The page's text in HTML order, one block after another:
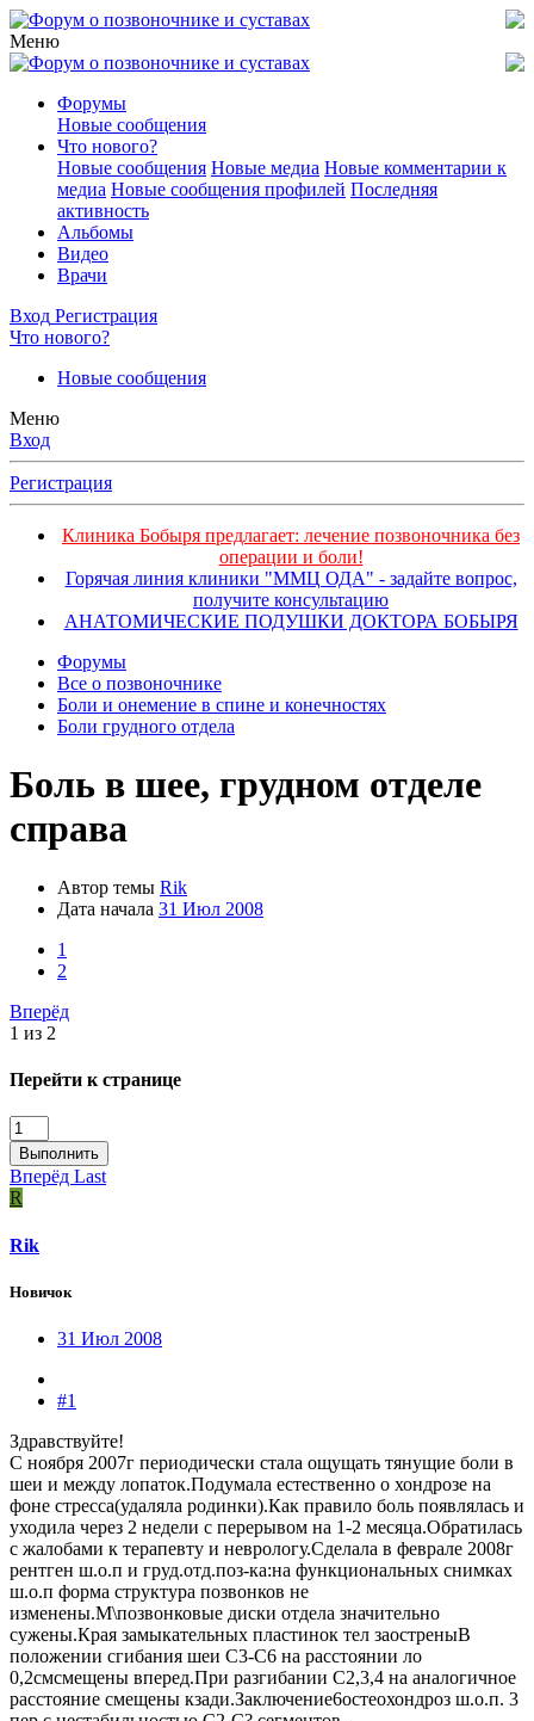
Меню
Форумы
Новые сообщения
Что нового?
Новые сообщения Новые медиа Новые комментарии к
медиа Новые сообщения профилей Последняя
активность
Альбомы
Видео
Врачи
Вход Регистрация
Что нового?
Новые сообщения
Меню
Вход
Регистрация
Клиника Бобыря предлагает: лечение позвоночника без
операции и боли!
Горячая линия клиники "ММЦ ОДА" - задайте вопрос,
получите консультацию
АНАТОМИЧЕСКИЕ ПОДУШКИ ДОКТОРА БОБЫРЯ
Форумы
Все о позвоночнике
Боли и онемение в спине и конечностях
Боли грудного отдела
Боль в шее, грудном отделе
справа
Автор темы Rik
Дата начала 31 Июл 2008
1
2
Вперёд
1 из 2
Перейти к странице
Выполнить
Вперёд Last
R
Rik
Новичок
31 Июл 2008
#1
Здравствуйте!
С ноября 2007г периодически стала ощущать тянущие боли в
шеи и между лопаток.Подумала естественно о хондрозе на
фоне стресса(удаляла родинки).Как правило боль появлялась и
уходила через 2 недели с перерывом на 1-2 месяца.Обратилась
с жалобами к терапевту и неврологу.Сделала в феврале 2008г
рентген ш.о.п и груд.отд.поз-ка:на функциональных снимках
ш.о.п форма структура позвонков не
изменены.М\позвонковые диски отдела значительно
сужены.Края замыкательных пластинок тел заостреныВ
положении сгибания шеи С3-С6 на расстоянии ло
0,2смсмещены вперед.При разгибании С2,3,4 на аналогичное
расстояние смещены кзади.Заключение6остеохондроз ш.о.п. 3